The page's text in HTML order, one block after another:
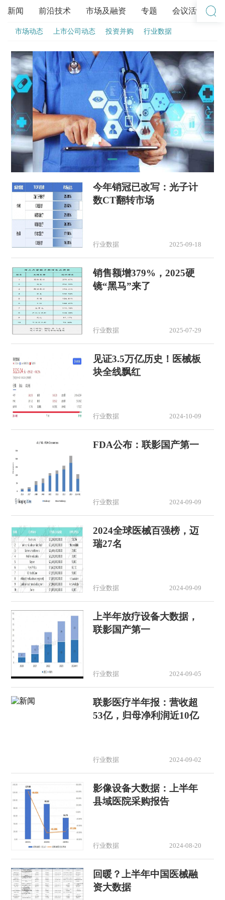
新闻 前沿技术 市场及融资 专题 会议活动
市场动态 上市公司动态 投资并购 行业数据
今年销冠已改写：光子计
数CT翻转市场
行业数据 2025-09-18
销售额增379%，2025硬
镜“黑马”来了
行业数据 2025-07-29
见证3.5万亿历史！医械板
块全线飘红
行业数据 2024-10-09
FDA公布：联影国产第一
行业数据 2024-09-09
2024全球医械百强榜，迈
瑞27名
行业数据 2024-09-09
上半年放疗设备大数据，
联影国产第一
行业数据 2024-09-05
联影医疗半年报：营收超
53亿，归母净利润近10亿
行业数据 2024-09-02
影像设备大数据：上半年
县域医院采购报告
行业数据 2024-08-20
回暖？上半年中国医械融
资大数据